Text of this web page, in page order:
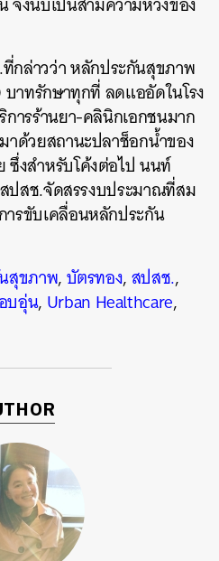
กล่าวว่า หลักประกันสุขภาพ
าทรักษาทุกที่ ลดแออัดในโรง
ารร้านยา-คลินิกเอกชนมาก
ด้วยสถานะปลาช็อกน้ำของ
ซึ่งสำหรับโค้งต่อไป นนท์
สปสช.จัดสรรงบประมาณที่สม
รขับเคลื่อนหลักประกัน
สุขภาพ,บัตรทอง,สปสช.,
บอุ่น, Urban Healthcare,